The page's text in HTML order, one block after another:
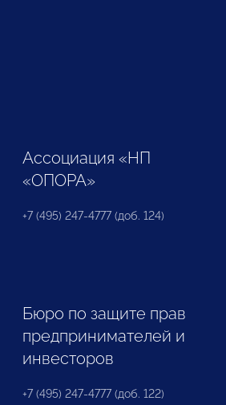
Ассоциация «НП
«ОПОРА»
+7 (495) 247-4777 (доб. 124)
Бюро по защите прав
предпринимателей и
инвесторов
+7 (495) 247-4777 (доб. 122)